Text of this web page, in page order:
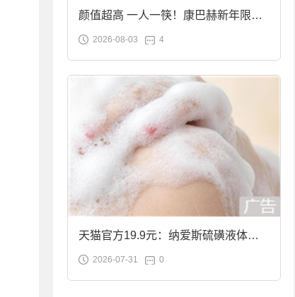
颜值超高 一人一筷！康巴赫新年限定
合金筷子大促：19.9元
2026-08-03 4
天猫官方19.9元：纳爱斯硫磺液体香
皂2斤大促
2026-07-31 0